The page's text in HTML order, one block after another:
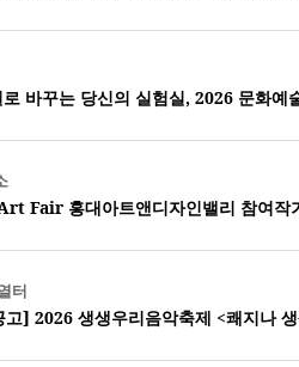
바꾸는 당신의 실험실, 2026 문화
Fair 홍대아트앤디자인밸리 참여작
터
] 2026 생생우리음악축제 <쾌지나